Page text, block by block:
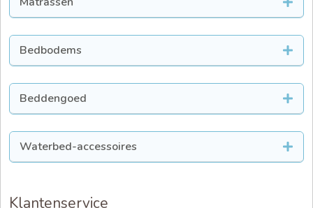
Klantenservice
Bedbodems
Beddengoed
Waterbed-accessoires